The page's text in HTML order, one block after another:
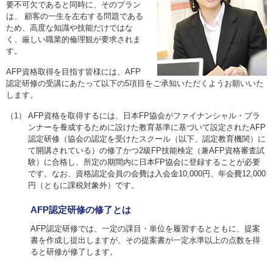
要不可欠であると同時に、そのプラン
は、 顧客の一生を左右する問題である
ため、高度な知識や技能だけではな
く、厳しい職業的倫理観が要求されま
す。
AFP資格取得を目指す皆様には、AFP
認定研修の受講にあたって 以下の5項目をご承知いただくようお願いいた
します。
（1）
AFP資格を取得するには、日本FP協会がファイナンシャル・プラ
ンナーを養成するために設けた教育基準に基づいて設定されたAFP
認定研修（協会の認定を受けたスクール（以下、認定教育機関）に
て開講されている）の修了かつ2級FP技能検定（兼AFP資格審査試
験）に合格し、所定の期間内に日本FP協会に登録することが必要
です。なお、資格認定会員の会費は入会金10,000円、年会費12,000
円（ともに課税対象外）です。
AFP認定研修の修了とは
AFP認定研修では、一定の課目・単位を履習するとともに、提案
書を作成し提出しますが、その提案書が一定水準以上の点数を得
ると研修が修了します。